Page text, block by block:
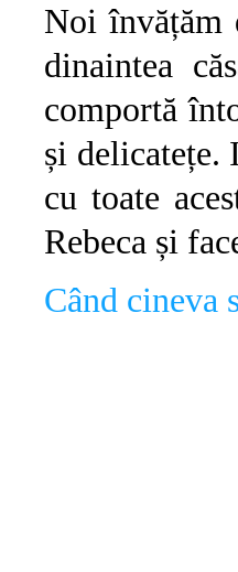
Noi învățăm
dinaintea
comportă
și delicatețe.
cu toate
Rebeca și
Când cineva